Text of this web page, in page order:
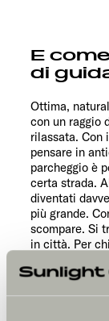
E
di
Ottima,
con un raggio
rilassata. Con
pensare in
parcheggio è
certa strada.
diventati
più grande.
scompare. Si
in città. Per
grandi,